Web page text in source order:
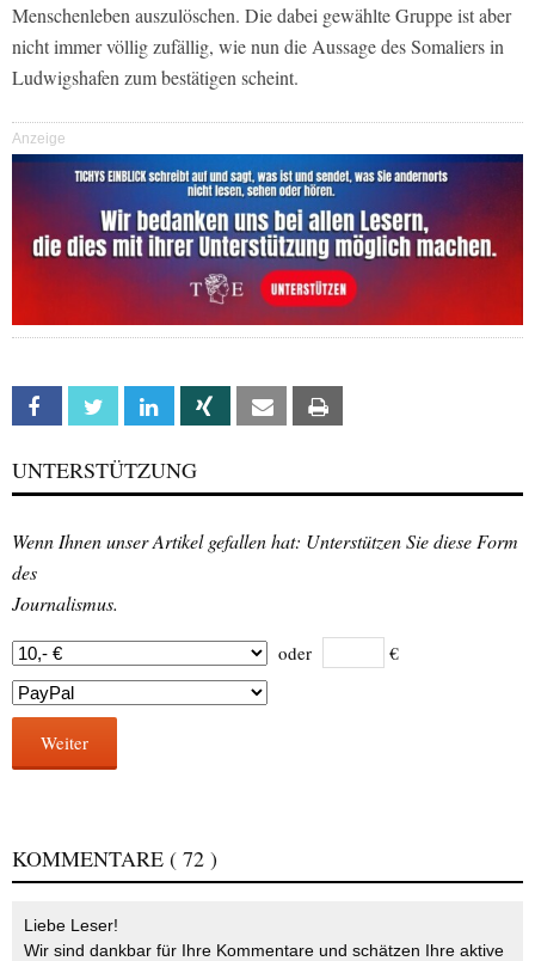
Menschenleben auszulöschen. Die dabei gewählte Gruppe ist aber
nicht immer völlig zufällig, wie nun die Aussage des Somaliers in
Ludwigshafen zum bestätigen scheint.
Anzeige
Facebook Twitter Linkedin Xing Email
UNTERSTÜTZUNG
Wenn Ihnen unser Artikel gefallen hat: Unterstützen Sie diese Form
des
Journalismus.
oder €
Weiter
KOMMENTARE ( 72 )
Liebe Leser!
Wir sind dankbar für Ihre Kommentare und schätzen Ihre aktive